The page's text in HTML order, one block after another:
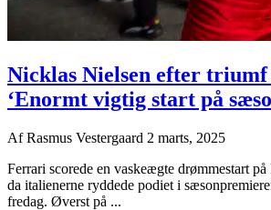
Nicklas Nielsen efter
‘Enormt vigtig start på
AfRasmus Vestergaard 2 marts, 2025
Ferrari scorede en vaskeægte drømmestart
da italienerne ryddede podiet i
fredag. Øverst på ...